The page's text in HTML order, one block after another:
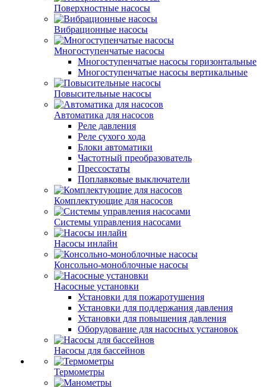
Поверхностные насосы
Вибрационные насосы
Многоступенчатые насосы
Многоступенчатые насосы горизонтальные
Многоступенчатые насосы вертикальные
Повысительные насосы
Автоматика для насосов
Реле давления
Реле сухого хода
Блоки автоматики
Частотный преобразователь
Прессостаты
Поплавковые выключатели
Комплектующие для насосов
Системы управления насосами
Насосы инлайн
Консольно-моноблочные насосы
Насосные установки
Установки для пожаротушения
Установки для поддержания давления
Установки для повышения давления
Оборудование для насосных установок
Насосы для бассейнов
Термометры